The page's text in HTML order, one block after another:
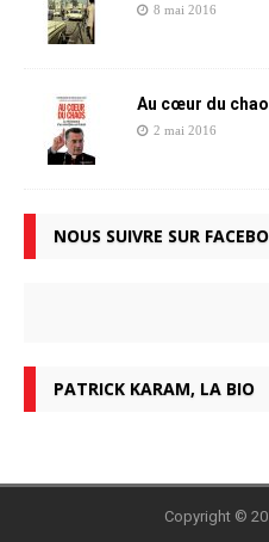
8 mai 2016
Au cœur du
2 mai 2016
NOUS SUIVRE SUR
PATRICK KARAM, LA BIO
Copyright ©